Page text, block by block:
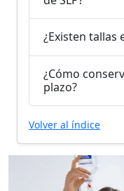
¿Existen tallas
¿Cómo
plazo?
Volver al índice